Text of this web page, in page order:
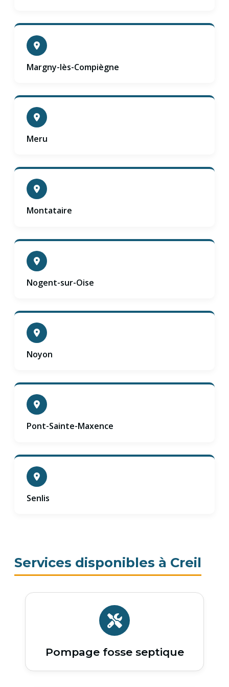
Margny-lès-Compiègne
Meru
Montataire
Nogent-sur-Oise
Noyon
Pont-Sainte-Maxence
Senlis
Services disponibles à Creil
Pompage fosse septique